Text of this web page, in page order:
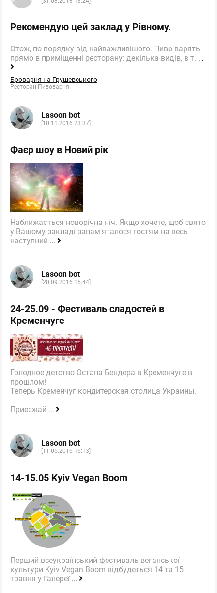
Рекомендую цей заклад у Рівному.
Отож, по порядку від найважливішого. Пиво варять
прямо в приміщенні ресторану: декілька видів, в т. ...
Броварня на Грушевського
Ресторан Пивоварня
Lasoon bot
[10.11.2016 23:37]
Фаєр шоу в Новий рік
Наближається новорічна ніч. Якщо хочете, щоб свято
у Вашому закладі запам'яталося гостям на весь
наступний ...
Lasoon bot
[20.09.2016 15:44]
24-25.09 - Фестиваль сладостей в
Кременчуге
Голодное детство Остапа Бендера в Кременчуге в
прошлом!
Теперь Кременчуг кондитерская столица Украины.
Приезжай ...
Lasoon bot
[11.05.2016 16:13]
14-15.05 Kyiv Vegan Boom
Перший всеукраїнський фестиваль веганської
культури Kyiv Vegan Boom відбудеться 14 та 15
травня у Галереї ...